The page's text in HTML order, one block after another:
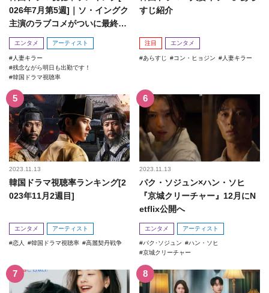
026年7月第5週]｜ソ・イングク
主演のラブコメがついに最終
回！
エンタメ アーティスト
人妻キラー
残念ながら明日も出勤です！
韓国ドラマ視聴率
すじ紹介
注目 エンタメ
あらすじ コン・ヒョジン 人妻キラー
2023.11.13
韓国ドラマ視聴率ランキング[2
023年11月2週目]
エンタメ アーティスト
恋人 韓国ドラマ視聴率 高麗契丹戦争
2023.11.13
パク・ソジュン×ハン・ソヒ
『京城クリーチャー』12月にN
etflix公開へ
エンタメ アーティスト
パク･ソジュン
ハン・ソヒ
京城クリーチャー